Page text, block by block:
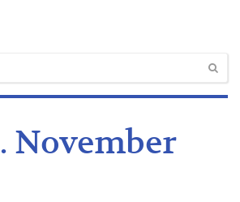
November